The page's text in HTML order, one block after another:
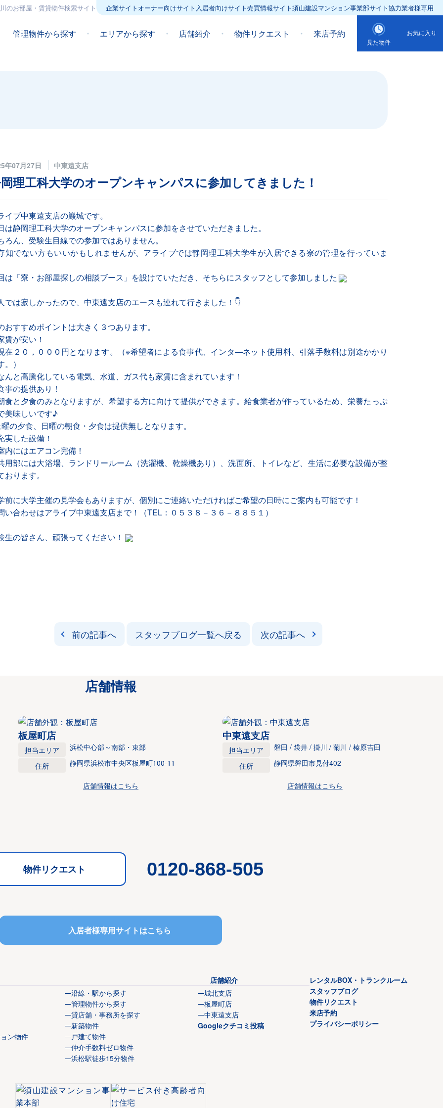
のお部屋・賃貸物件検索サイト 企業サイト オーナー向けサイト 入居者向けサイト売買情報サイト須山建設マンション事業部サイト協力業者様専用
管理物件から探す エリアから探す 店舗紹介 物件リクエスト 来店予約
見た物件
お気に入り
年07月27日 中東遠支店
理工科大学のオープンキャンパスに参加してきました！
イブ中東遠支店の巖城です。
は静岡理工科大学のオープンキャンパスに参加をさせていただきました。
ろん、受験生目線での参加ではありません。
知でない方もいいかもしれませんが、アライブでは静岡理工科大学生が入居できる寮の管理を行っていま
は「寮・お部屋探しの相談ブース」を設けていただき、そちらにスタッフとして参加しました
では寂しかったので、中東遠支店のエースも連れて行きました！👇
おすすめポイントは大きく３つあります。
が安い！
在２０，０００円となります。（※希望者による食事代、インタ―ネット使用料、引落手数料は別途かかり
。）
んと高騰化している電気、水道、ガス代も家賃に含まれています！
の提供あり！
食と夕食のみとなりますが、希望する方に向けて提供ができます。給食業者が作っているため、栄養たっぷ
美味しいです♪
の夕食、日曜の朝食・夕食は提供無しとなります。
した設備！
内にはエアコン完備！
用部には大浴場、ランドリールーム（洗濯機、乾燥機あり）、洗面所、トイレなど、生活に必要な設備が整
おります。
前に大学主催の見学会もありますが、個別にご連絡いただければご希望の日時にご案内も可能です！
い合わせはアライブ中東遠支店まで！（TEL：０５３８－３６－８８５１）
生の皆さん、頑張ってください！
前の記事へ スタッフブログ一覧へ戻る 次の記事へ
店舗情報
板屋町店
担当エリア
浜松中心部～南部・東部
住所
静岡県浜松市中央区板屋町100-11
店舗情報はこちら
中東遠支店
担当エリア
磐田 / 袋井 / 掛川 / 菊川 / 榛原吉田
住所
静岡県磐田市見付402
店舗情報はこちら
物件リクエスト 0120-868-505
入居者様専用サイトはこちら
沿線・駅から探す
管理物件から探す
貸店舗・事務所を探す
新築物件
ン物件
戸建て物件
仲介手数料ゼロ物件
浜松駅徒歩15分物件
店舗紹介
城北支店
板屋町店
中東遠支店
Googleクチコミ投稿
レンタルBOX・トランクルーム
スタッフブログ
物件リクエスト
来店予約
プライバシーポリシー